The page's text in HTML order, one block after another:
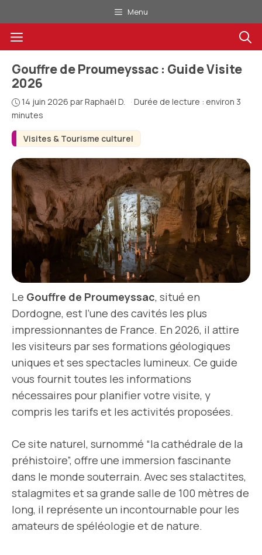
au
contenu
Menu
Menu
Visites & Tourisme culturel
Gouffre de Proumeyssac : Guide Visite
2026
14 juin 2026 parRaphaël D. · Durée de lecture : environ 3
minutes
Le Gouffre de Proumeyssac, situé en
Dordogne, est l’une des cavités les plus
impressionnantes de France. En 2026, il attire
les visiteurs par ses formations géologiques
uniques et ses spectacles lumineux. Ce guide
vous fournit toutes les informations
nécessaires pour planifier votre visite, y
compris les tarifs et les activités proposées.
Ce site naturel, surnommé “la cathédrale de la
préhistoire”, offre une immersion fascinante
dans le monde souterrain. Avec ses stalactites,
stalagmites et sa grande salle de 100 mètres de
long, il représente un incontournable pour les
amateurs de spéléologie et de nature.